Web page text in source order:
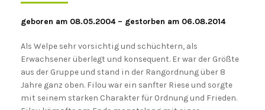
geboren am 08.05.2004 – gestorben am 06.08.2014
Als Welpe sehr vorsichtig und schüchtern, als
Erwachsener überlegt und konsequent. Er war der Größte
aus der Gruppe und stand in der Rangordnung über 8
Jahre ganz oben. Filou war ein sanfter Riese und sorgte
mit seinem starken Charakter für Ordnung und Frieden.